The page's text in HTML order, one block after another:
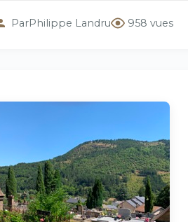
ParPhilippe Landru 958 vues